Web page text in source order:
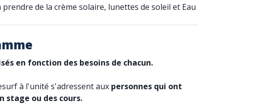
prendre de la crème solaire, lunettes de soleil et Eau
en fonction des besoins de chacun.
à l'unité s'adressent aux personnes qui ont
stage ou des cours.